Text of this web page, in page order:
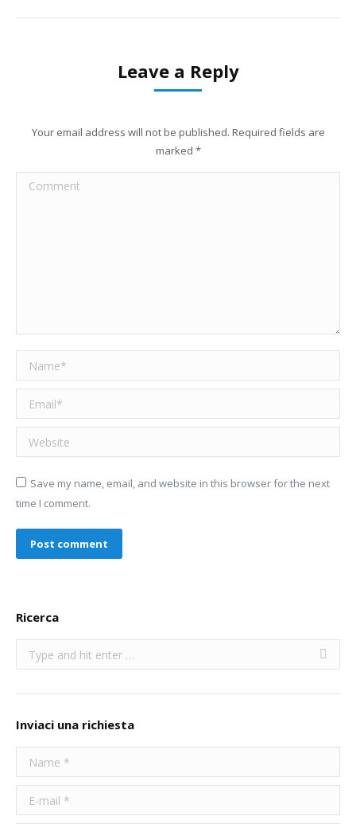
Leave a Reply
Your email address will not be published. Required fields are
marked *
Comment
Name *
Email *
Website
Save my name, email, and website in this browser for the next
time I comment.
Post comment
Ricerca
Search:
Inviaci una richiesta
Name *
E-mail *